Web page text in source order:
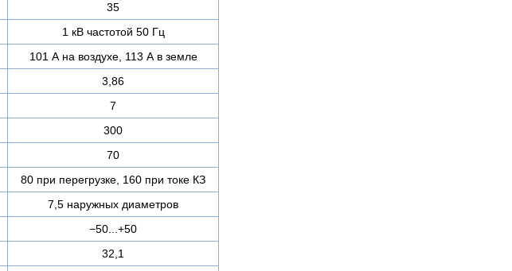
35
1 кВ частотой 50 Гц
101 А на воздухе, 113 А в земле
3,86
7
300
70
80 при перегрузке, 160 при токе КЗ
7,5 наружных диаметров
−50...+50
32,1